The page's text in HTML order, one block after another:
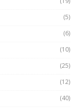
(5)
(6)
(10)
(25)
(12)
(40)